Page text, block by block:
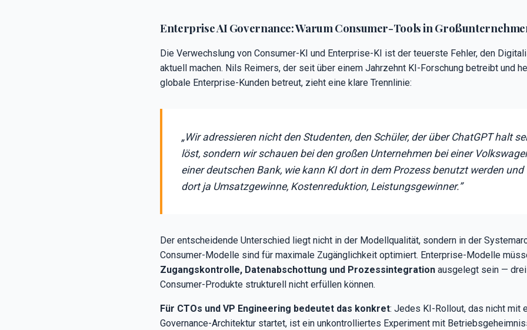
Enterprise AI Governance: Warum Consumer-Tools in
Die Verwechslung von Consumer-KI und Enterprise-KI ist der teuerste Fehler, den
aktuell machen. Nils Reimers, der seit über einem Jahrzehnt KI-Forschung betreibt und
globale Enterprise-Kunden betreut, zieht eine klare Trennlinie:
„Wir adressieren nicht den Studenten, den Schüler, der über ChatGPT halt
löst, sondern wir schauen bei den großen Unternehmen bei einer
einer deutschen Bank, wie kann KI dort in dem Prozess benutzt werden und
dort ja Umsatzgewinne, Kostenreduktion, Leistungsgewinner.”
Der entscheidende Unterschied liegt nicht in der Modellqualität, sondern in der
Consumer-Modelle sind für maximale Zugänglichkeit optimiert. Enterprise-Modelle
Zugangskontrolle, Datenabschottung und Prozessintegration ausgelegt sein —
Consumer-Produkte strukturell nicht erfüllen können.
Für CTOs und VP Engineering bedeutet das konkret: Jedes KI-Rollout, das nicht mit
Governance-Architektur startet, ist ein unkontrolliertes Experiment mit